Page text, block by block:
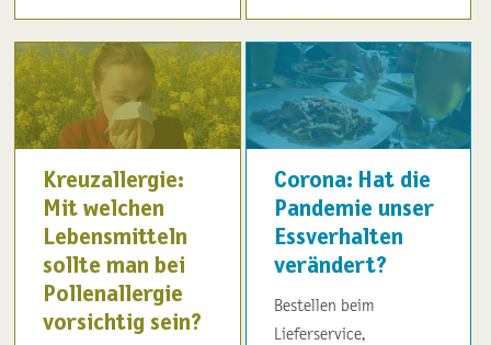
Kreuzallergie:
Mit welchen
Lebensmitteln
sollte man bei
Pollenallergie
vorsichtig sein?
Corona: Hat die
Pandemie unser
Essverhalten
verändert?
Bestellen beim
Lieferservice,